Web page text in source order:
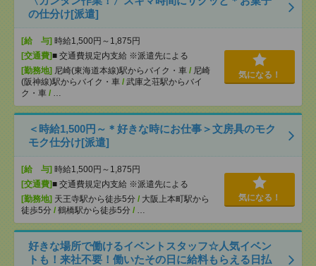
の仕分け[派遣]
[給 与] 時給1,500円～1,875円
[交通費]■ 交通費規定内支給 ※派遣先による
[勤務地] 尼崎(東海道本線)駅からバイク・車 / 尼崎
(阪神線)駅からバイク・車 / 武庫之荘駅からバイ
ク・車 / …
気になる！
＜時給1,500円～＊好きな時にお仕事＞文房具のモク
モク仕分け[派遣]
[給 与] 時給1,500円～1,875円
[交通費]■ 交通費規定内支給 ※派遣先による
[勤務地] 天王寺駅から徒歩5分 / 大阪上本町駅から
徒歩5分 / 鶴橋駅から徒歩5分 / …
気になる！
好きな場所で働けるイベントスタッフ☆人気イベン
トも！来社不要！働いたその日に給料もらえる日払